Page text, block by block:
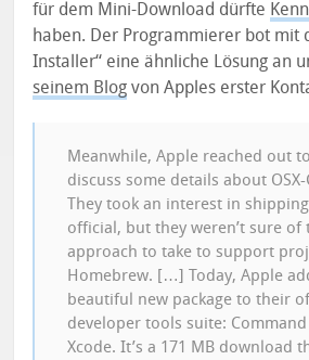
für dem Mini-Download dürfte
haben. Der Programmierer bot mit
Installer“ eine ähnliche Lösung an
seinem Blog von Apples erster
Meanwhile, Apple reached out
discuss some details about
They took an interest in
official, but they weren’t sure of
approach to take to support
Homebrew. […] Today, Apple
beautiful new package to their
developer tools suite:
Xcode. It’s a 171 MB download